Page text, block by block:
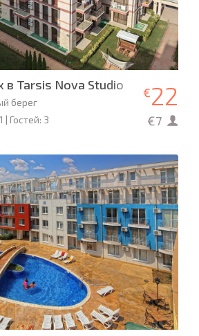
в Tarsis Nova Studio
берег
Гостей: 3
€22
€7